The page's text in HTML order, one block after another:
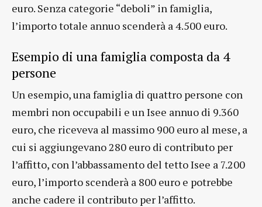
euro. Senza categorie “deboli” in famiglia,
l’importo totale annuo scenderà a 4.500 euro.
Esempio di una famiglia composta da 4
persone
Un esempio, una famiglia di quattro persone con
membri non occupabili e un Isee annuo di 9.360
euro, che riceveva al massimo 900 euro al mese, a
cui si aggiungevano 280 euro di contributo per
l’affitto, con l’abbassamento del tetto Isee a 7.200
euro, l’importo scenderà a 800 euro e potrebbe
anche cadere il contributo per l’affitto.